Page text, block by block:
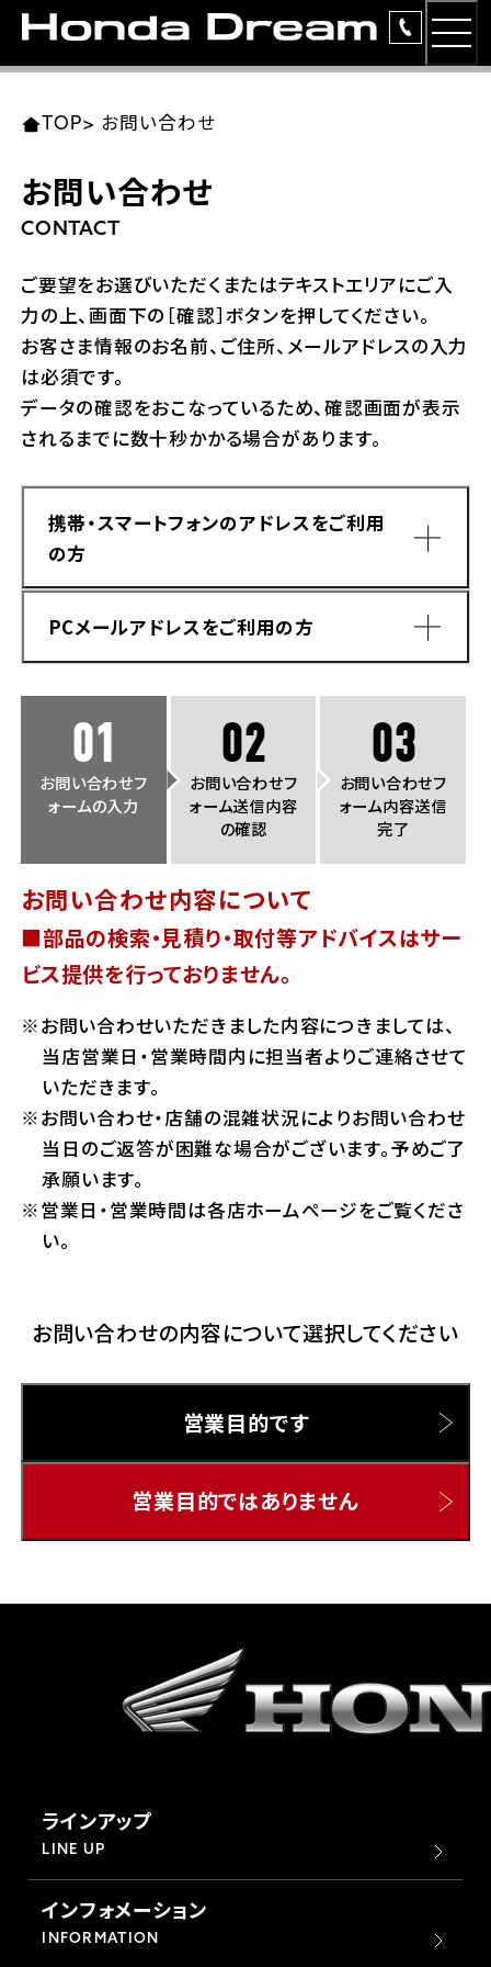
ラインアップ
安心のサービス
レンタルバイク
洋用品
イベント
お問い合わせ
TOP> お問い合わせ
お問い合わせ
CONTACT
ご要望をお選びいただくまたはテキストエリアにご入
力の上、画面下の［確認］ボタンを押してください。
お客さま情報のお名前、ご住所、メールアドレスの入力
は必須です。
データの確認をおこなっているため、確認画面が表示
されるまでに数十秒かかる場合があります。
携帯・スマートフォンのアドレスをご利用
の方
ドメイン指定受信手順
PCメールアドレスをご利用の方
Yahoo!メールをご利用の方
Hotmailをご利用の方
Gmailをご利用の方
01
お問い合わせフ
ォームの入力
02
お問い合わせフ
ォーム送信内容
の確認
03
お問い合わせフ
ォーム内容送信
完了
お問い合わせ内容について
■部品の検索・見積り・取付等アドバイスはサー
ビス提供を行っておりません。
お問い合わせいただきました内容につきましては、
当店営業日・営業時間内に担当者よりご連絡させて
いただきます。
お問い合わせ・店舗の混雑状況によりお問い合わせ
当日のご返答が困難な場合がございます。予めご了
承願います。
営業日・営業時間は各店ホームページをご覧くださ
い。
お問い合わせの内容について選択してください
営業目的です
営業目的ではありません
ラインアップ
LINE UP
インフォメーション
INFORMATION
東北エリア 店舗一覧
岩手県
宮城県
ホンダドリーム 仙台泉
福島県
関東エリア 店舗一覧
東京都
ホンダドリーム 西東京
ホンダドリーム 練馬
ホンダドリーム 板橋
ホンダドリーム 大田
ホンダドリーム 立川
ホンダドリーム 磯子
ホンダドリーム 横浜都筑
ホンダドリーム 横浜旭
ホンダドリーム 川崎宮前
千葉県
ホンダドリーム 船橋
ホンダドリーム 松戸
埼玉県
ホンダドリーム 鴻巣
ホンダドリーム 狭山
ホンダドリーム 東浦和
ホンダドリーム 新座
茨城県
中部エリア 店舗一覧
愛知県
ホンダドリーム 名古屋南
ホンダドリーム 小牧
ホンダドリーム 名古屋東
ホンダドリーム 豊橋
ホンダドリーム 名古屋上小田井
ホンダドリーム 岐阜
近畿エリア 店舗一覧
大阪府
ホンダドリーム 箕面
ホンダドリーム 藤井寺
ホンダドリーム 東淀川
京都府
ホンダドリーム 京都伏見
ホンダドリーム 京都北山
ホンダドリーム 神戸灘
ホンダドリーム 尼崎
ホンダドリーム 姫路
ホンダドリーム 西宮甲子園
奈良県
ホンダドリーム 奈良
中国・四国エリア 店舗一覧
岡山県
広島県
ホンダドリーム 広島
徳島県
ホンダドリーム 高松
九州エリア 店舗一覧
福岡県
ホンダドリーム 福岡東
ホンダドリーム 久留米
ホンダドリーム 福岡春日
熊本県
ホンダドリーム 熊本